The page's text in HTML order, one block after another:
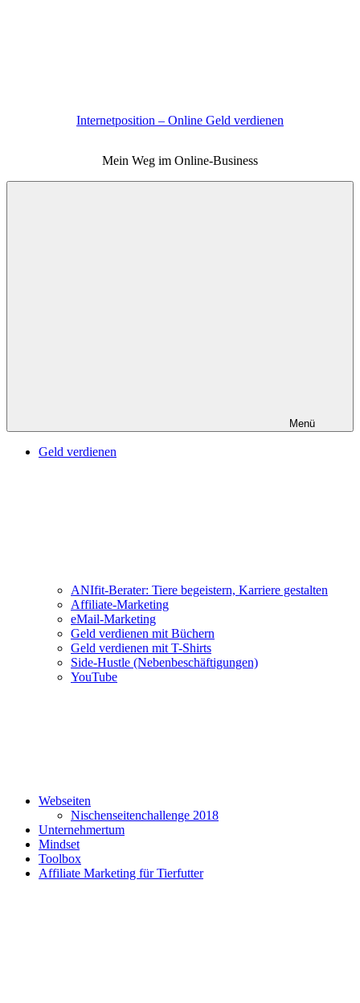
Internetposition – Online Geld verdienen
Mein Weg im Online-Business
Menü
Geld verdienen
ANIfit-Berater: Tiere begeistern, Karriere gestalten
Affiliate-Marketing
eMail-Marketing
Geld verdienen mit Büchern
Geld verdienen mit T-Shirts
Side-Hustle (Nebenbeschäftigungen)
YouTube
Webseiten
Nischenseitenchallenge 2018
Unternehmertum
Mindset
Toolbox
Affiliate Marketing für Tierfutter